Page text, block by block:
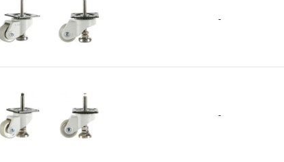
GDH-50-ASF-HUP
-
-